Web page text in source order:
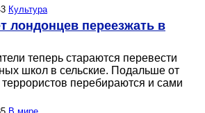
Культура
лондонцев переезжать в
теперь стараются перевести
школ в сельские. Подальше от
перебираются и сами